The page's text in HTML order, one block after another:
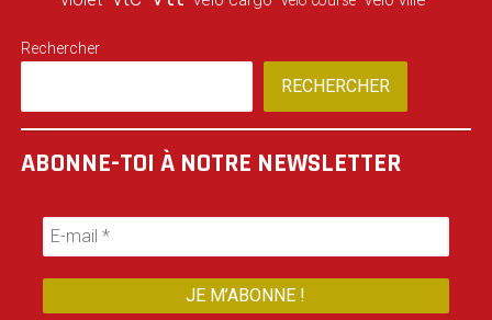
Rechercher
RECHERCHER
ABONNE-TOI À NOTRE NEWSLETTER